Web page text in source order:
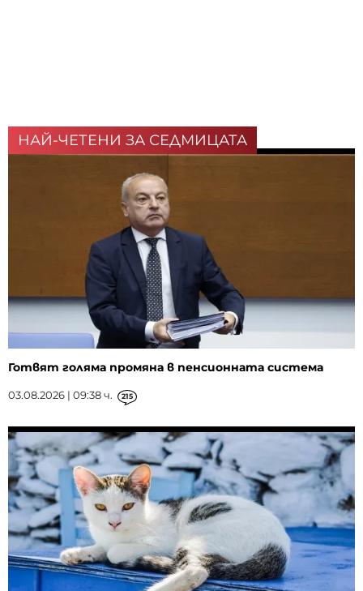
НАЙ-ЧЕТЕНИ ЗА СЕДМИЦАТА
Готвят голяма промяна в пенсионната система
03.08.2026 | 09:38 ч. 215